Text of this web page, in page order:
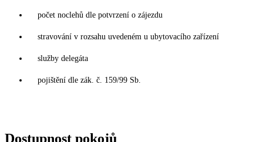
počet noclehů dle potvrzení o zájezdu
stravování v rozsahu uvedeném u ubytovacího zařízení
služby delegáta
pojištění dle zák. č. 159/99 Sb.
Dostupnost pokojů